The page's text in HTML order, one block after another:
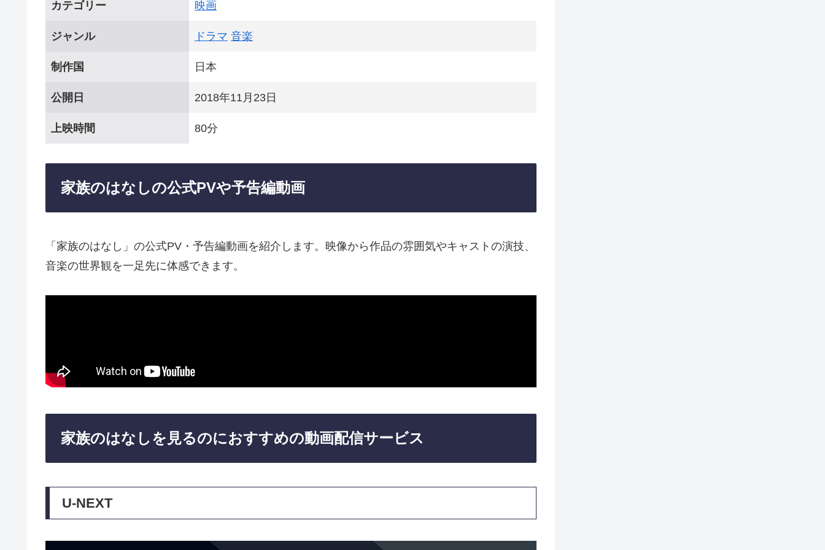
カテゴリー 映画
ジャンル ドラマ 音楽
制作国 日本
公開日 2018年11月23日
上映時間 80分
家族のはなしの公式PVや予告編動画
「家族のはなし」の公式PV・予告編動画を紹介します。映像から作品の雰囲気やキャストの演技、
音楽の世界観を一足先に体感できます。
家族のはなしを見るのにおすすめの動画配信サービス
U-NEXT